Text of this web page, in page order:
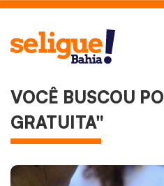
VOCÊ BUSCOU
GRATUITA"